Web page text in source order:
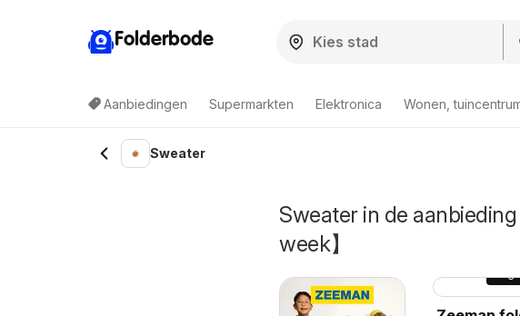
Folderbode
Aanbiedingen Supermarkten Elektronica Wonen,
Sweater
Sweater in de
week】